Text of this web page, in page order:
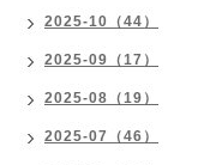
2025-10（44）
2025-09（17）
2025-08（19）
2025-07（46）